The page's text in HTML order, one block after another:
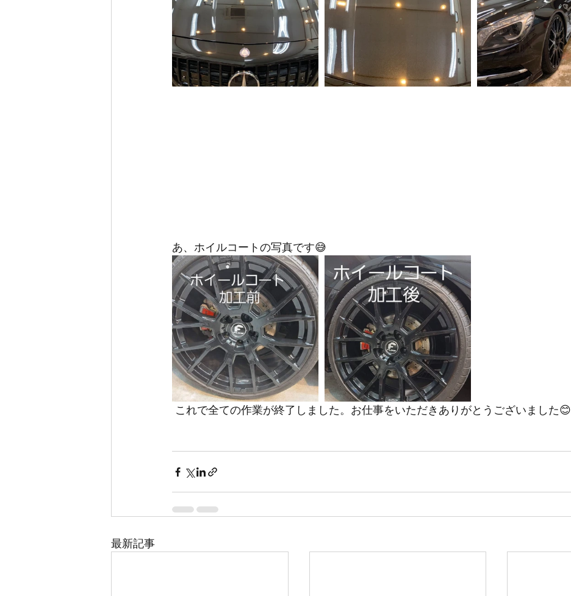
あ、ホイルコートの写真です😅
これで全ての作業が終了しました。お仕事をいただきありがとうございました😊
最新記事